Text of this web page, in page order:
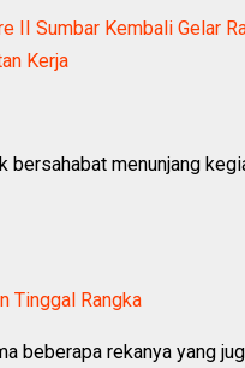
II Sumbar Kembali Gelar
Kerja
bersahabat menunjang
Tinggal Rangka
beberapa rekanya yang